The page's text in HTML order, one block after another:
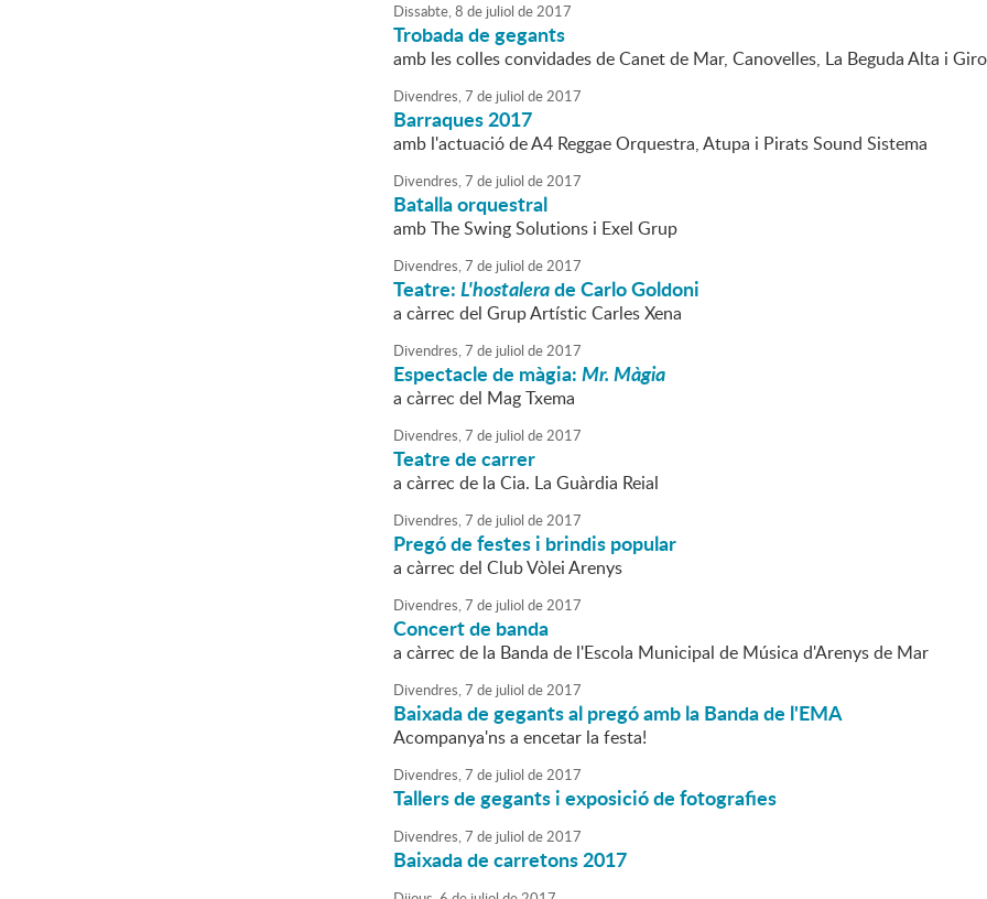
Dissabte,8 de juliol de2017
Trobada de gegants
amb les colles convidades de Canet de Mar, Canovelles, La Beguda Alta i
Divendres,7 de juliol de2017
Barraques 2017
amb l'actuació de A4 Reggae Orquestra, Atupa i Pirats Sound Sistema
Divendres,7 de juliol de2017
Batalla orquestral
amb The Swing Solutions i Exel Grup
Divendres,7 de juliol de2017
Teatre:L'hostalerade Carlo Goldoni
a càrrec del Grup Artístic Carles Xena
Divendres,7 de juliol de2017
Espectacle de màgia:Mr. Màgia
a càrrec del Mag Txema
Divendres,7 de juliol de2017
Teatre de carrer
a càrrec de la Cia. La Guàrdia Reial
Divendres,7 de juliol de2017
Pregó de festes i brindis popular
a càrrec del Club Vòlei Arenys
Divendres,7 de juliol de2017
Concert de banda
a càrrec de la Banda de l'Escola Municipal de Música d'Arenys de Mar
Divendres,7 de juliol de2017
Baixada de gegants al pregó amb la Banda de l'EMA
Acompanya'ns a encetar la festa!
Divendres,7 de juliol de2017
Tallers de gegants i exposició de fotografies
Divendres,7 de juliol de2017
Baixada de carretons 2017